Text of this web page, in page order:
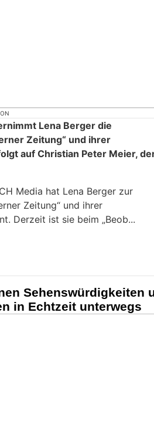
Lena Berger die
Zeitung“ und ihrer
auf Christian Peter Meier,
Media hat Lena Berger zur
Zeitung“ und ihrer
Derzeit ist sie beim „Beob...
Sehenswürdigkeiten
in Echtzeit unterwegs